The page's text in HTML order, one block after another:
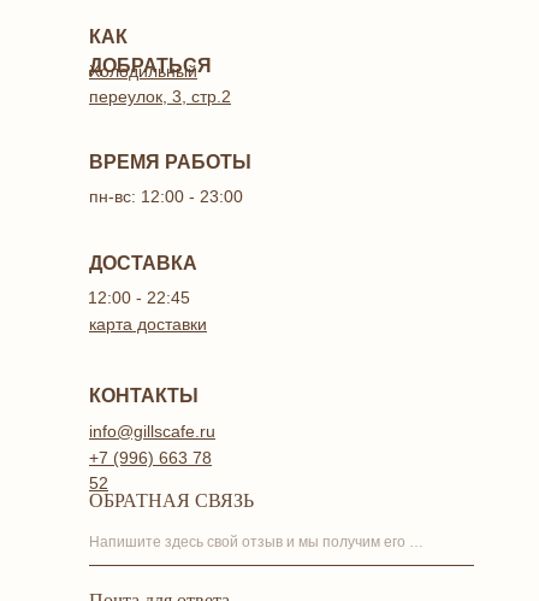
ОБРАТНАЯ СВЯЗЬ
Напишите здесь свой отзыв и мы получим его на почту
КАК
ДОБРАТЬСЯ
Холодильный
переулок, 3, стр.2
ВРЕМЯ РАБОТЫ
пн-вс: 12:00 - 23:00
ДОСТАВКА
карта доставки
12:00 - 22:45
КОНТАКТЫ
info@gillscafe.ru
+7 (996) 663 78
52